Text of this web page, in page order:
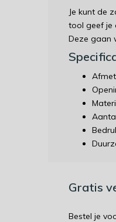
Je kunt de
tool geef je
Deze gaan
Gratis
Bestel je